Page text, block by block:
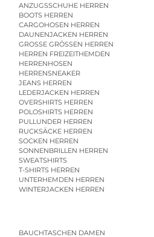
ANZUGSSCHUHE HERREN
BOOTS HERREN
CARGOHOSEN HERREN
DAUNENJACKEN HERREN
GROSSE GRÖSSEN HERREN
HERREN FREIZEITHEMDEN
HERRENHOSEN
HERRENSNEAKER
JEANS HERREN
LEDERJACKEN HERREN
OVERSHIRTS HERREN
POLOSHIRTS HERREN
PULLUNDER HERREN
RUCKSÄCKE HERREN
SOCKEN HERREN
SONNENBRILLEN HERREN
SWEATSHIRTS
T-SHIRTS HERREN
UNTERHEMDEN HERREN
WINTERJACKEN HERREN
BAUCHTASCHEN DAMEN